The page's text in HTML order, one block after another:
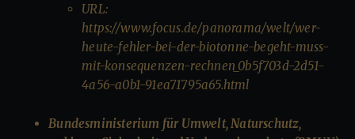
URL:
https://www.focus.de/panorama/welt/wer-
heute-fehler-bei-der-biotonne-begeht-muss-
mit-konsequenzen-rechnen_0b5f703d-2d51-
4a56-a0b1-91ea71795a65.html
Bundesministerium für Umwelt, Naturschutz,